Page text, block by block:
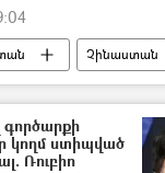
Չինաստան
Մարկո Ռուբիո
գործարքի
կողմ ստիպված
Ռուբիո